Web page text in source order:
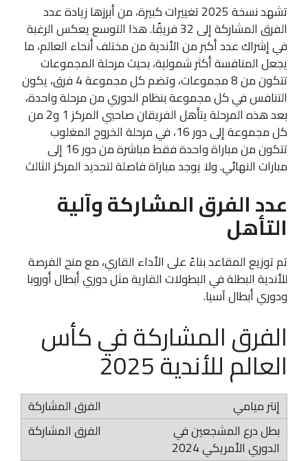
تشهد نسخة 2025 تغييرات كبيرة، من أبرزها زيادة عدد
الفرق المشاركة إلى 32 فريقًا. هذا التوسع يعكس الرغبة
في إشراك عدد أكبر من الأندية من مختلف أنحاء العالم، ما
يجعل المنافسة أكثر شمولية، بحيث مرحلة المجموعات
تتكون من 8 مجموعات، وتضم كل مجموعة 4 فرق، يكون
التنافس في كل مجموعة بنظام الدوري من مرحلة واحدة،
بعد هذه المرحلة يتأهل الفريقان صاحبي المركز 1 و2 من
كل مجموعة إلى دور 16، في مرحلة الخروج المغلوب
تتكون من مباراة واحدة فقط مباشرة من دور 16 إلى
مبارات النهائي. ولا يوجد مباراة فاصلة لتحديد المركز الثالث
عدد الفرق المشاركة وآلية
التأهل
تم توزيع المقاعد بناءً على الأداء القاري، مع منح الفرصة
للأندية البطلة في البطولات القارية مثل دوري أبطال أوروبا
ودوري أبطال آسيا.
الفرق المشاركة في كأس
العالم للأندية 2025
إنتر ميامي
بطل درع المشجعين في
الدوري الأمريكي 2024